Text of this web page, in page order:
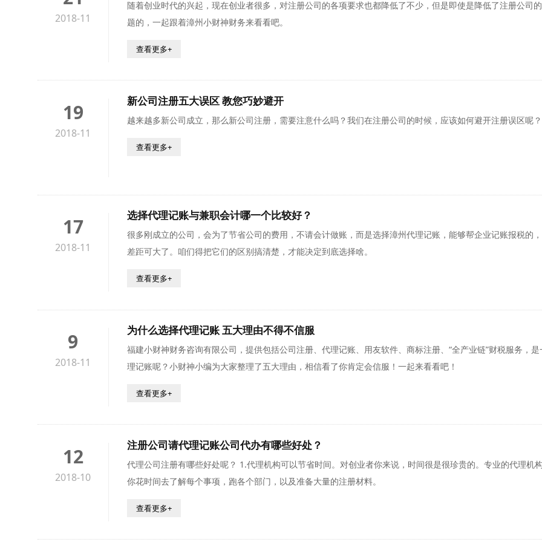
2018-11
随着创业时代的兴起，现在创业者很多，对注册公司的各项要求也都降低了不少，但是即使是降低了注册公司
题的，一起跟着漳州小财神财务来看看吧。
查看更多+
19
2018-11
新公司注册五大误区 教您巧妙避开
越来越多新公司成立，那么新公司注册，需要注意什么吗？我们在注册公司的时候，应该如何避开注册误区呢
查看更多+
17
2018-11
选择代理记账与兼职会计哪一个比较好？
很多刚成立的公司，会为了节省公司的费用，不请会计做账，而是选择漳州代理记账​，能够帮企业记账报税的
差距可大了。咱们得把它们的区别搞清楚，才能决定到底选择啥。
查看更多+
9
2018-11
为什么选择代理记账 五大理由不得不信服
福建小财神财务咨询有限公司，提供包括公司注册、代理记账、用友软件、商标注册、“全产业链”财税服务，
理记账呢？小财神小编为大家整理了五大理由，相信看了你肯定会信服！一起来看看吧！
查看更多+
12
2018-10
注册公司请代理记账公司代办有哪些好处？
代理公司注册有哪些好处呢？ 1.代理机构可以节省时间。对创业者你来说，时间很是很珍贵的。专业的代理机构已详细了解办理的流程和所需材料，可以说是驾轻就熟。不用
你花时间去了解每个事项，跑各个部门，以及准备大量的注册材料。
查看更多+